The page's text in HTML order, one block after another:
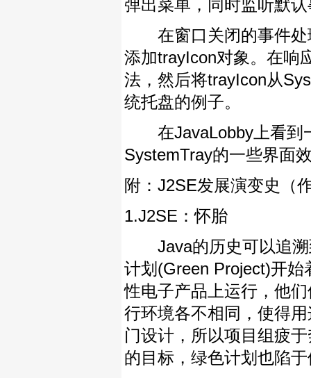
弹出菜单，同时监听默
在窗口关闭的事件处
添加trayIcon对象。在响
法，然后将trayIcon从
统托盘的例子。
在JavaLobby上看到一
SystemTray的一些界面
附：J2SE发展演变史（
1.J2SE：怀胎
Java的历史可以追溯
计划(Green Project)开
性电子产品上运行，他
行环境各不相同，使得
门设计，所以项目组疲
的目标，绿色计划也陷